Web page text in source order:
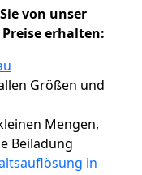
von unser
erhalten:
Größen und
Mengen,
Beiladung
in